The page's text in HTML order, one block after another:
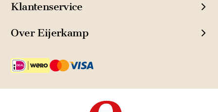
Klantenservice
Over Eijerkamp